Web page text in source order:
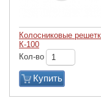
Колосниковые
К-100
Кол-во
Купить